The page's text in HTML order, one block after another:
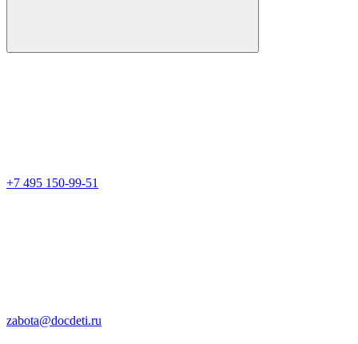
+7 495 150-99-51
zabota@docdeti.ru